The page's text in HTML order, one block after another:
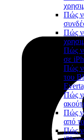
Πώς
Πώς
Πώς
σε
Πώς
του
Πώς
Πώς
από
Πώς